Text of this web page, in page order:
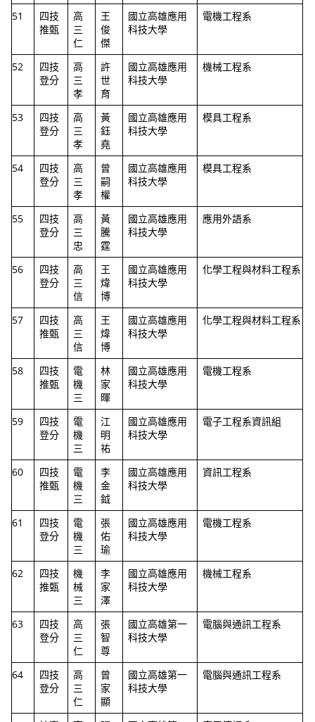
51
四技
推甄
高
三
仁
王
俊
傑
國立高雄應用
科技大學
電機工程系
52
四技
登分
高
三
孝
許
世
育
國立高雄應用
科技大學
機械工程系
53
四技
登分
高
三
孝
黃
鈺
堯
國立高雄應用
科技大學
模具工程系
54
四技
登分
高
三
孝
曾
嗣
權
國立高雄應用
科技大學
模具工程系
55
四技
登分
高
三
忠
黃
騰
霆
國立高雄應用
科技大學
應用外語系
56
四技
登分
高
三
信
王
煒
博
國立高雄應用
科技大學
化學工程與材料工程系
57
四技
推甄
高
三
信
王
煒
博
國立高雄應用
科技大學
化學工程與材料工程系
58
四技
推甄
電
機
三
林
家
暉
國立高雄應用
科技大學
電機工程系
59
四技
登分
電
機
三
江
明
祐
國立高雄應用
科技大學
電子工程系資訊組
60
四技
推甄
電
機
三
李
金
鉞
國立高雄應用
科技大學
資訊工程系
61
四技
登分
電
機
三
張
佑
瑜
國立高雄應用
科技大學
電機工程系
62
四技
推甄
機
械
三
李
家
澤
國立高雄應用
科技大學
機械工程系
63
四技
登分
高
三
仁
張
智
尊
國立高雄第一
科技大學
電腦與通訊工程系
64
四技
登分
高
三
仁
曾
家
顯
國立高雄第一
科技大學
電腦與通訊工程系